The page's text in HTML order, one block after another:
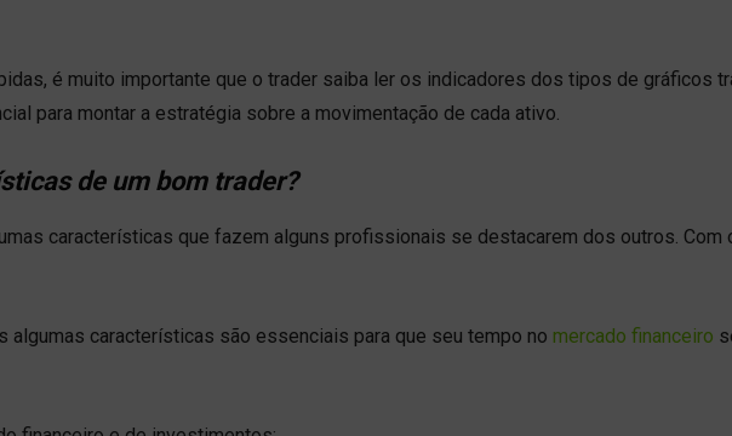
é muito importante que o trader saiba ler os indicadores dos tipos de gráficos
para montar a estratégia sobre a movimentação de cada ativo.
de um bom trader?
características que fazem alguns profissionais se destacarem dos outros. Com
algumas características são essenciais para que seu tempo no mercado financeiro